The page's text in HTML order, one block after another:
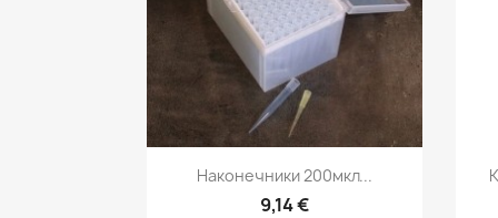
Быстрый просмотр
Наконечники 200мкл...
9,14 €